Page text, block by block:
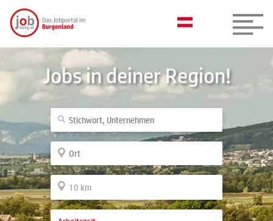
Jobs in deiner Region!